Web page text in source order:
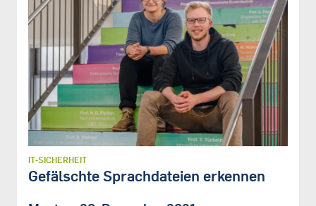
IT-SICHERHEIT
Gefälschte Sprachdateien erkennen